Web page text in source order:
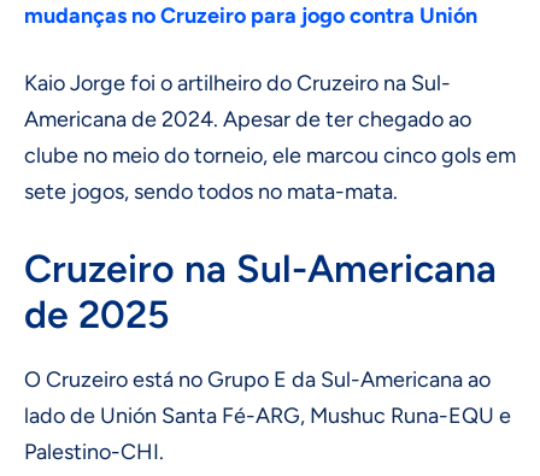
mudanças no Cruzeiro para jogo contra Unión
Kaio Jorge foi o artilheiro do Cruzeiro na Sul-
Americana de 2024. Apesar de ter chegado ao
clube no meio do torneio, ele marcou cinco gols em
sete jogos, sendo todos no mata-mata.
Cruzeiro na Sul-Americana
de 2025
O Cruzeiro está no Grupo E da Sul-Americana ao
lado de Unión Santa Fé-ARG, Mushuc Runa-EQU e
Palestino-CHI.